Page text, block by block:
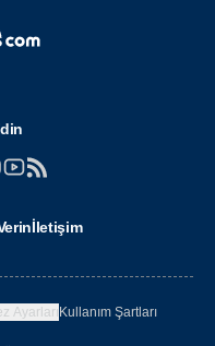
İletişim
Ayarları Kullanım Şartları